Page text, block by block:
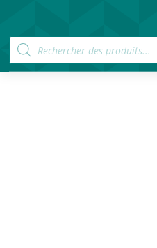
Recherche
de
produits